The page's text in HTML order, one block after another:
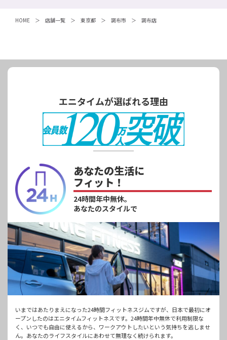
HOME 店舗一覧 東京都 調布市 調布店
エニタイムが選ばれる理由
あなたの生活に
フィット！
24時間年中無休。
あなたのスタイルで
いまではあたりまえになった24時間フィットネスジムですが、日本で最初にオ
ープンしたのはエニタイムフィットネスです。24時間年中無休で利用制限な
く、いつでも自由に使えるから、ワークアウトしたいという気持ちを逃しませ
ん。あなたのライフスタイルにあわせて無理なく続けられます。